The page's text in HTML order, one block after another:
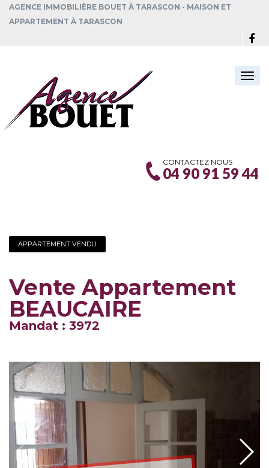
AGENCE IMMOBILIÈRE BOUET À TARASCON - MAISON ET
APPARTEMENT À TARASCON
CONTACTEZ NOUS
04 90 91 59 44
APPARTEMENT VENDU
Vente Appartement
BEAUCAIRE
Mandat : 3972